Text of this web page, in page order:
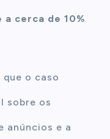
cerca de 10%
o caso
sobre os
anúncios e a